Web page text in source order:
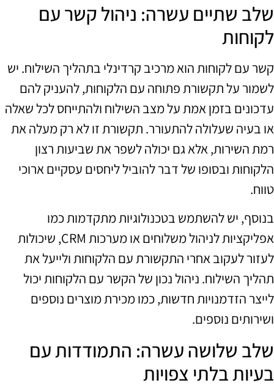
שלב שתיים עשרה: ניהול קשר עם
לקוחות
קשר עם לקוחות הוא מרכיב קרדינלי בתהליך השילוח. יש
לשמור על תקשורת פתוחה עם הלקוחות, להעניק להם
עדכונים בזמן אמת על מצב השילוח ולהתייחס לכל שאלה
או בעיה שעלולה להתעורר. תקשורת זו לא רק מעלה את
רמת השירות, אלא גם יכולה לשפר את שביעות רצון
הלקוחות ובסופו של דבר להוביל ליחסים עסקיים ארוכי
טווח.
בנוסף, יש להשתמש בטכנולוגיות מתקדמות כמו
אפליקציות לניהול משלוחים או מערכות CRM, שיכולות
לעזור לעקוב אחרי התקשורת עם הלקוחות ולייעל את
תהליך השילוח. ניהול נכון של הקשר עם הלקוחות יכול
לייצר הזדמנויות חדשות, כמו מכירת מוצרים נוספים
ושירותים נוספים.
שלב שלושה עשרה: התמודדות עם
בעיות בלתי צפויות